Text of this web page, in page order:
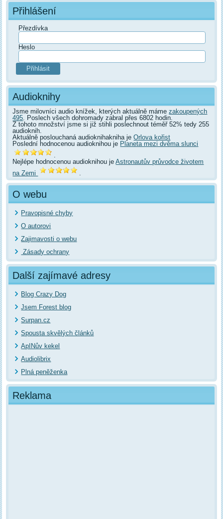
Přihlášení
Přezdívka
Heslo
Audioknihy
Jsme milovníci audio knížek, kterých aktuálně mámezakoupených
495 . Poslech všech dohromady zabral přes 6802 hodin.
Z tohoto množství jsme si již stihli poslechnout téměř 52% tedy 255
audioknih.
Aktuálně poslouchaná audioknihakniha jeOrlova kořist
Poslední hodnocenou audioknihou je Planeta mezi dvěma slunci
Nejlépe hodnocenou audioknihou jeAstronautův průvodce životem
na Zemi
O webu
Pravopisné chyby
O autorovi
Zajimavosti o webu
Zásady ochrany
Další zajímavé adresy
Blog Crazy Dog
Jsem Forest blog
Surpan.cz
Spousta skvělých článků
ApINův kekel
Audiolibrix
Plná peněženka
Reklama